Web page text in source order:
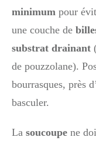
minimum pour
une couche de
substrat drainant
de pouzzolane).
bourrasques, près
basculer.
La soucoupe ne